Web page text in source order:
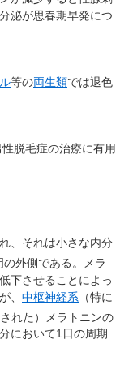
泌が思春期早発につ
等の両生類では退色
脱毛症の治療に有用
、それは小さな内分
の外側である。メラ
下させることによっ
、 中枢神経系 （特に
された）メラトニンの
において1日の周期